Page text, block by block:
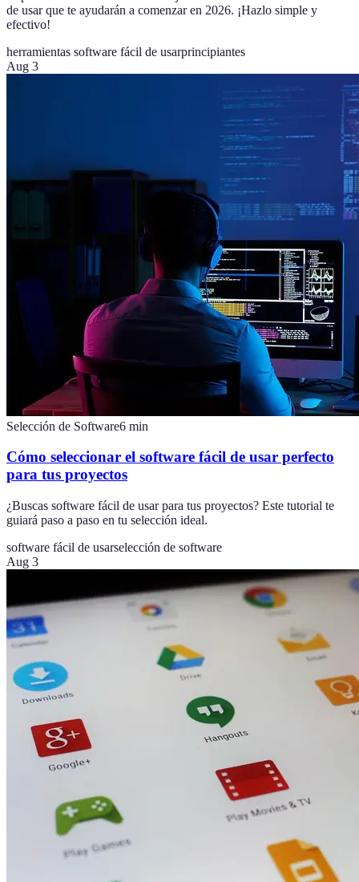
de usar que te ayudarán a comenzar en 2026. ¡Hazlo simple y
efectivo!
herramientas software fácil de usarprincipiantes
Aug 3
Selección de Software6 min
Cómo seleccionar el software fácil de usar perfecto
para tus proyectos
¿Buscas software fácil de usar para tus proyectos? Este tutorial te
guiará paso a paso en tu selección ideal.
software fácil de usarselección de software
Aug 3